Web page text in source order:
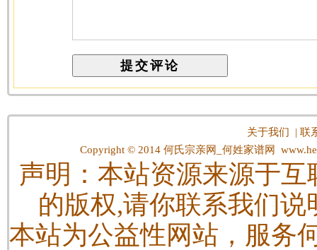
关于我们 |联
Copyright © 2014 何氏宗亲网_何姓家谱网
声明：本站资源来源于
的版权,请你联系我们
本站为公益性网站，服务